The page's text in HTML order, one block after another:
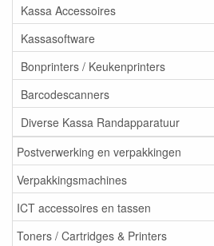
Kassa Accessoires
Kassasoftware
Bonprinters / Keukenprinters
Barcodescanners
Diverse Kassa Randapparatuur
Postverwerking en verpakkingen
Verpakkingsmachines
ICT accessoires en tassen
Toners / Cartridges & Printers